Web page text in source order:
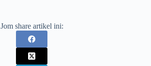
Jom share artikel ini: